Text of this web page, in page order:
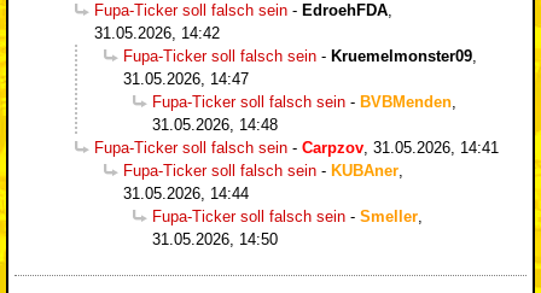
Fupa-Ticker soll falsch sein - EdroehFDA,
31.05.2026, 14:42
Fupa-Ticker soll falsch sein - Kruemelmonster09,
31.05.2026, 14:47
Fupa-Ticker soll falsch sein - BVBMenden,
31.05.2026, 14:48
Fupa-Ticker soll falsch sein - Carpzov, 31.05.2026, 14:41
Fupa-Ticker soll falsch sein - KUBAner,
31.05.2026, 14:44
Fupa-Ticker soll falsch sein - Smeller,
31.05.2026, 14:50